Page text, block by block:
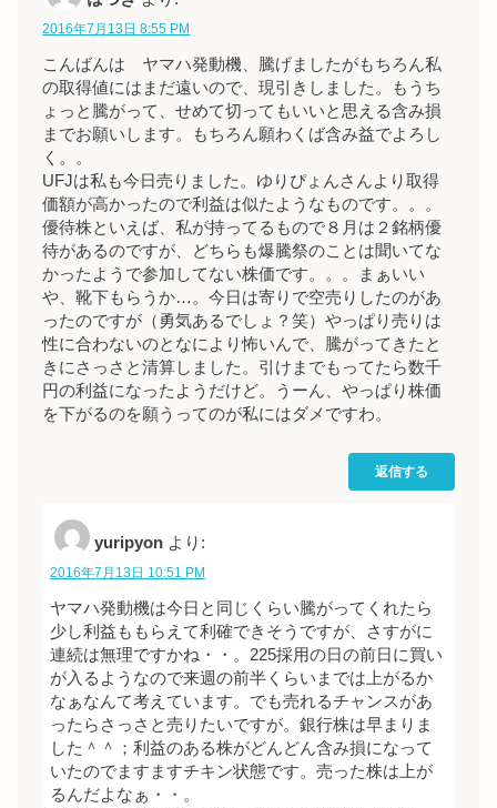
2016年7月13日 8:55 PM
こんばんは ヤマハ発動機、騰げましたがもちろん私
の取得値にはまだ遠いので、現引きしました。もうち
ょっと騰がって、せめて切ってもいいと思える含み損
までお願いします。もちろん願わくば含み益でよろし
く。。
UFJは私も今日売りました。ゆりぴょんさんより取得
価額が高かったので利益は似たようなものです。。。
優待株といえば、私が持ってるもので８月は２銘柄優
待があるのですが、どちらも爆騰祭のことは聞いてな
かったようで参加してない株価です。。。まぁいい
や、靴下もらうか…。今日は寄りで空売りしたのがあ
ったのですが（勇気あるでしょ？笑）やっぱり売りは
性に合わないのとなにより怖いんで、騰がってきたと
きにさっさと清算しました。引けまでもってたら数千
円の利益になったようだけど。うーん、やっぱり株価
を下がるのを願うってのが私にはダメですわ。
返信する
yuripyon より:
2016年7月13日 10:51 PM
ヤマハ発動機は今日と同じくらい騰がってくれたら
少し利益ももらえて利確できそうですが、さすがに
連続は無理ですかね・・。225採用の日の前日に買い
が入るようなので来週の前半くらいまでは上がるか
なぁなんて考えています。でも売れるチャンスがあ
ったらさっさと売りたいですが。銀行株は早まりま
した＾＾；利益のある株がどんどん含み損になって
いたのでますますチキン状態です。売った株は上が
るんだよなぁ・・。